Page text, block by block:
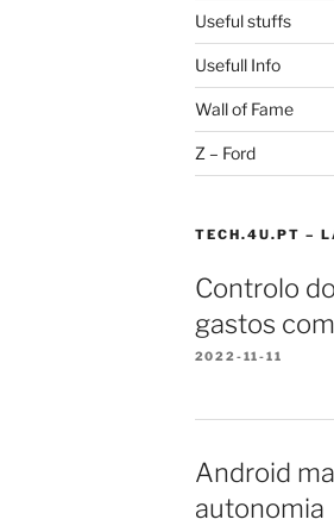
Useful stuffs
Usefull Info
Wall of Fame
Z – Ford
TECH.4U.PT –
Controlo
gastos
2022-11-11
Android
autonomia